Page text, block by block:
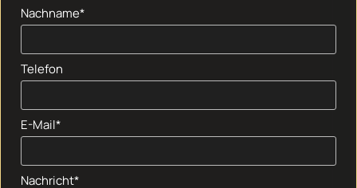
Nachname*
Telefon
E-Mail*
Nachricht*